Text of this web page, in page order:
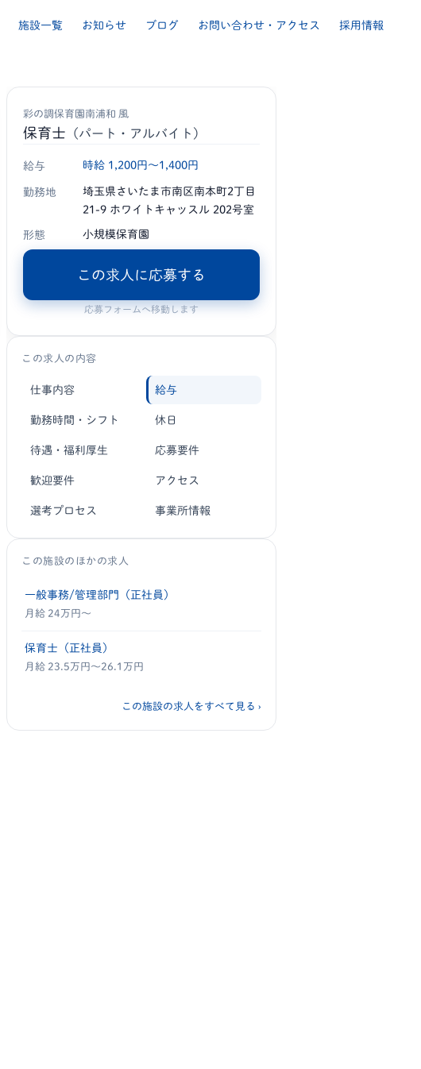
施設一覧 お知らせ ブログ お問い合わせ・アクセス 採用情報
彩の調保育園南浦和 風
保育士 （パート・アルバイト）
給与 時給 1,200円〜1,400円
勤務地
埼玉県さいたま市南区南本町2丁目
21-9 ホワイトキャッスル 202号室
形態 小規模保育園
この求人に応募する
応募フォームへ移動します
この求人の内容
仕事内容 給与
勤務時間・シフト 休日
待遇・福利厚生 応募要件
歓迎要件 アクセス
選考プロセス 事業所情報
この施設のほかの求人
一般事務/管理部門（正社員）
月給 24万円〜
保育士（正社員）
月給 23.5万円〜26.1万円
この施設の求人をすべて見る ›